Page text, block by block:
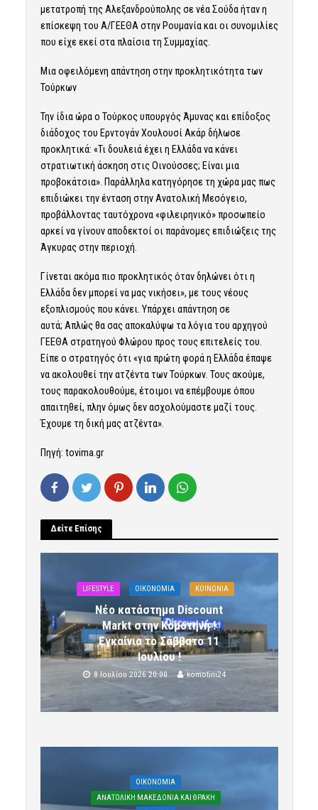
μετατροπή της Αλεξανδρούπολης σε νέα Σούδα ήταν η
επίσκεψη του Α/ΓΕΕΘΑ στην Ρουμανία και οι συνομιλίες
που είχε εκεί στα πλαίσια τη Συμμαχίας.
Μια οφειλόμενη απάντηση στην προκλητικότητα των
Τούρκων
Την ίδια ώρα ο Τούρκος υπουργός Άμυνας και επίδοξος
διάδοχος του Ερντογάν Χουλουσί Ακάρ δήλωσε
προκλητικά: «Τι δουλειά έχει η Ελλάδα να κάνει
στρατιωτική άσκηση στις Οινούσσες; Είναι μια
προβοκάτσια». Παράλληλα κατηγόρησε τη χώρα μας πως
επιδιώκει την ένταση στην Ανατολική Μεσόγειο,
προβάλλοντας ταυτόχρονα «φιλειρηνικό» προσωπείο
αρκεί να γίνουν αποδεκτοί οι παράνομες επιδιώξεις της
Άγκυρας στην περιοχή.
Γίνεται ακόμα πιο προκλητικός όταν δηλώνει ότι η
Ελλάδα δεν μπορεί να μας νικήσει», με τους νέους
εξοπλισμούς που κάνει. Υπάρχει απάντηση σε
αυτά; Απλώς θα σας αποκαλύψω τα λόγια του αρχηγού
ΓΕΕΘΑ στρατηγού Φλώρου προς τους επιτελείς του.
Είπε ο στρατηγός ότι «για πρώτη φορά η Ελλάδα έπαψε
να ακολουθεί την ατζέντα των Τούρκων. Τους ακούμε,
τους παρακολουθούμε, έτοιμοι να επέμβουμε όπου
απαιτηθεί, πλην όμως δεν ασχολούμαστε μαζί τους.
Έχουμε τη δική μας ατζέντα».
Πηγή: tovima.gr
Δείτε Επίσης
LIFESTYLE OIKONOMIA ΚΟΙΝΩΝΙΑ
Νέο κατάστημα Discount
Markt στην Κομοτηνή !
Εγκαίνια το Σάββατο 11
Ιουλίου !
8 Ιουλίου 2026 20:00 komotini24
OIKONOMIA
ΑΝΑΤΟΛΙΚΗ ΜΑΚΕΔΟΝΙΑ ΚΑΙ ΘΡΑΚΗ